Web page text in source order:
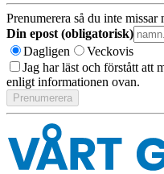
Prenumerera så du inte missar
Din epost (obligatorisk)
Dagligen
Veckovis
Jag har läst och förstått att
enligt informationen ovan.